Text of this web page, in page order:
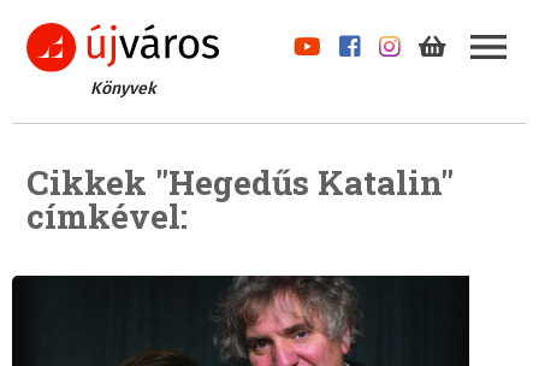
Könyvek
Cikkek "Hegedűs Katalin"
címkével: